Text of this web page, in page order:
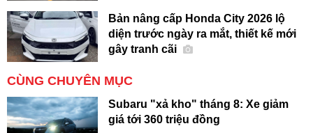
Bản nâng cấp Honda City 2026 lộ
diện trước ngày ra mắt, thiết kế mới
gây tranh cãi
CÙNG CHUYÊN MỤC
Subaru "xả kho" tháng 8: Xe giảm
giá tới 360 triệu đồng